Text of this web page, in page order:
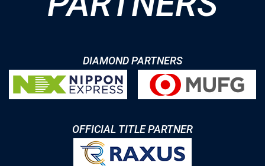
DIAMOND PARTNERS
OFFICIAL TITLE PARTNER